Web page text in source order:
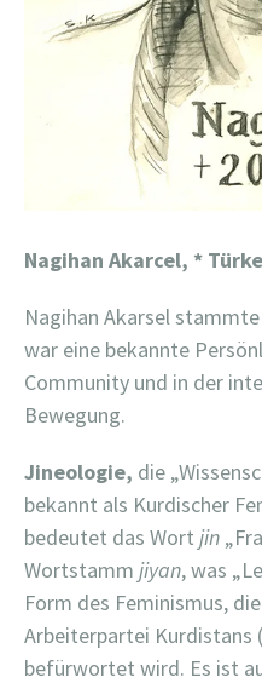
Nagihan Akarcel, *
Nagihan Akarsel
war eine bekannte
Community und in der
Bewegung.
Jineologie, die
bekannt als Kurdischer
bedeutet das Wort jin
Wortstamm jiyan, was
Form des Feminismus,
Arbeiterpartei Kurdistans
befürwortet wird. Es ist